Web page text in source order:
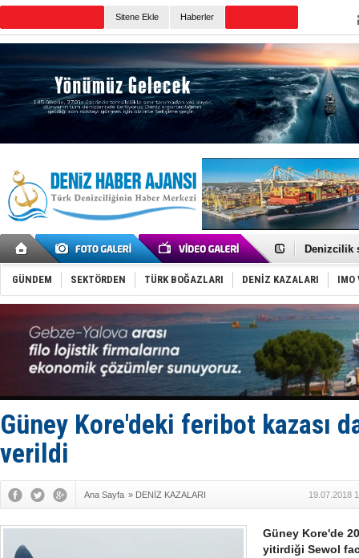
Sitene Ekle Haberler
Rusya,
Denizcilik
‘14.
Taksi
TÜRKLİM
SOCAR
Dünyanın
Keşfedildi:
Van’da
GÜNDEM SEKTÖRDEN TÜRK BOĞAZLARI DENİZ KAZALARI IMO
Güney Kore'deki feribot kazası
verildi
Ana Sayfa » DENİZ KAZALARI 19.07.2018
Güney Kore'de
yitirdiği Sewol